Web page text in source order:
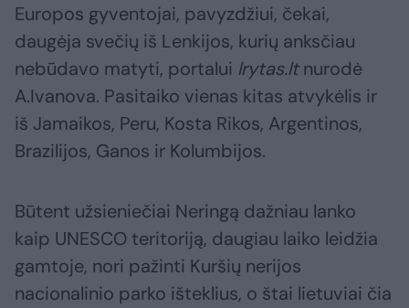
Europos gyventojai, pavyzdžiui, čekai,
daugėja svečių iš Lenkijos, kurių anksčiau
nebūdavo matyti, portalui lrytas.ltnurodė
A.Ivanova. Pasitaiko vienas kitas atvykėlis ir
iš Jamaikos, Peru, Kosta Rikos, Argentinos,
Brazilijos, Ganos ir Kolumbijos.
Būtent užsieniečiai Neringą dažniau lanko
kaip UNESCO teritoriją, daugiau laiko leidžia
gamtoje, nori pažinti Kuršių nerijos
nacionalinio parko išteklius, o štai lietuviai čia